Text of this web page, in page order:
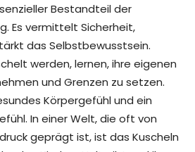
Bestandteil der
Es vermittelt Sicherheit,
das Selbstbewusstsein.
werden, lernen, ihre eigenen
und Grenzen zu setzen.
Körpergefühl und ein
In einer Welt, die oft von
geprägt ist, ist das Kuscheln